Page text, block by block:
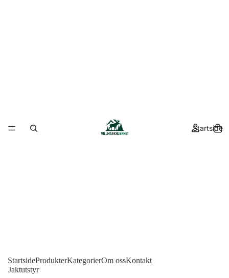
Startside
StartsideProdukterKategorierOm ossKontakt
Jaktutstyr